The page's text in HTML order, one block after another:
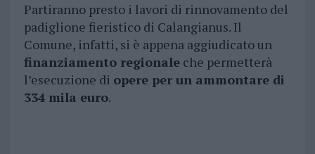
Partiranno presto i lavori di rinnovamento del
padiglione fieristico di Calangianus. Il
Comune, infatti, si è appena aggiudicato un
finanziamento regionaleche permetterà
l’esecuzione di opere per un ammontare di
334 mila euro.